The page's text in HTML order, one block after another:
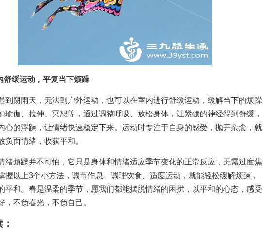
舒缓运动，平复当下烦躁
阴雨天，无法到户外运动，也可以在室内进行舒缓运动，缓解当下的烦躁
瑜伽、拉伸、冥想等，通过调整呼吸、放松身体，让紧绷的神经得到舒缓，
心的浮躁，让情绪快速稳定下来。运动时专注于自身的感受，抛开杂念，就
负面情绪，收获平和。
烦躁并不可怕，它只是身体和情绪适应季节变化的正常反应，无需过度焦
握以上3个小方法，调节作息、调理饮食、适度运动，就能轻松缓解烦躁，
平和。春是温柔的季节，愿我们都能摆脱情绪的困扰，以平和的心态，感受
，不负春光，不负自己。